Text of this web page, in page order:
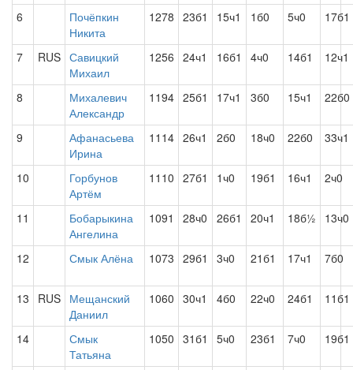
6
Почёпкин
Никита
1278 23б1 15ч1 1б0 5ч0 17б1
7 RUS Савицкий
Михаил
1256 24ч1 16б1 4ч0 14б1 12ч1
8
Михалевич
Александр
1194 25б1 17ч1 3б0 15ч1 22б0
9
Афанасьева
Ирина
1114 26ч1 2б0 18ч0 22б0 33ч1
10
Горбунов
Артём
1110 27б1 1ч0 19б1 16ч1 2ч0
11
Бобарыкина
Ангелина
1091 28ч0 26б1 20ч1 18б½ 13ч0
12 Смык Алёна 1073 29б1 3ч0 21б1 17ч1 7б0
13 RUS Мещанский
Даниил
1060 30ч1 4б0 22ч0 24б1 11б1
14
Смык
Татьяна
1050 31б1 5ч0 23б1 7ч0 19б1